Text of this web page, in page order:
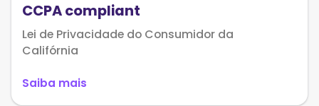
CCPA compliant
Lei de Privacidade do Consumidor da
Califórnia
Saiba mais